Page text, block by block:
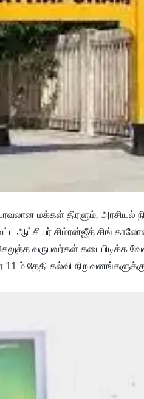
மக்கள் திரளும், அரசியல்
ஆட்சியர் சிம்ரன்ஜீத் சிங்
வருபவர்கள் கடைபிடிக்க
11 ம் தேதி கல்வி